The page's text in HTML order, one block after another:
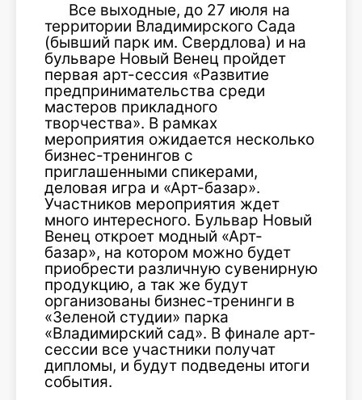
Все выходные, до 27 июля на
территории Владимирского Сада
(бывший парк им. Свердлова) и на
бульваре Новый Венец пройдет
первая арт-сессия «Развитие
предпринимательства среди
мастеров прикладного
творчества». В рамках
мероприятия ожидается несколько
бизнес-тренингов с
приглашенными спикерами,
деловая игра и «Арт-базар».
Участников мероприятия ждет
много интересного. Бульвар Новый
Венец откроет модный «Арт-
базар», на котором можно будет
приобрести различную сувенирную
продукцию, а так же будут
организованы бизнес-тренинги в
«Зеленой студии» парка
«Владимирский сад». В финале арт-
сессии все участники получат
дипломы, и будут подведены итоги
события.